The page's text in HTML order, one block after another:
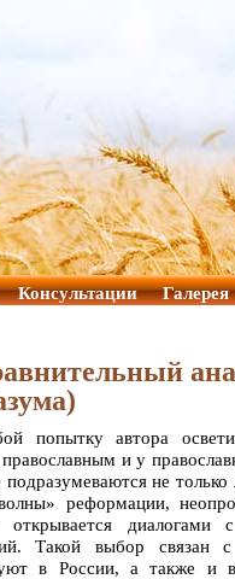
Консультации Галерея
попытку автора
и у
не
реформации,
открывается диалогами
Такой выбор
в России, а также и